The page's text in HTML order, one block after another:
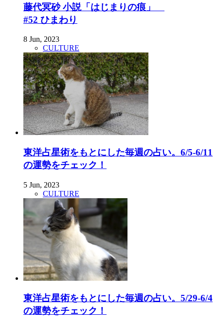
藤代冥砂 小説「はじまりの痕」
#52 ひまわり
8 Jun, 2023
CULTURE
東洋占星術をもとにした毎週の占い。6/5-6/11
の運勢をチェック！
5 Jun, 2023
CULTURE
東洋占星術をもとにした毎週の占い。5/29-6/4
の運勢をチェック！